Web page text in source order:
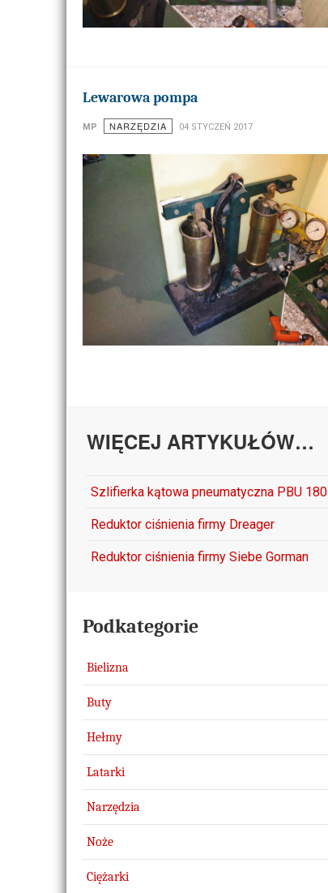
Lewarowa pompa
MP NARZĘDZIA 04 STYCZEŃ 2017
WIĘCEJ ARTYKUŁÓW…
Szlifierka kątowa pneumatyczna PBU 180
Reduktor ciśnienia firmy Dreager
Reduktor ciśnienia firmy Siebe Gorman
Podkategorie
Bielizna
Buty
Hełmy
Latarki
Narzędzia
Noże
Ciężarki